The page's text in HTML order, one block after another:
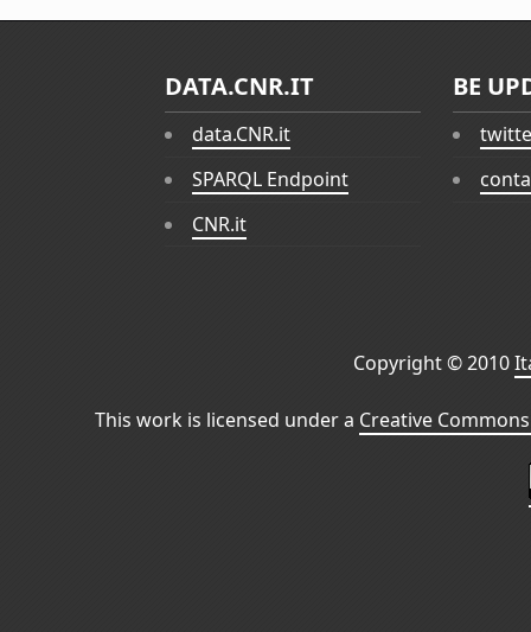
DATA.CNR.IT
data.CNR.it
SPARQL Endpoint
CNR.it
BE
Copyright © 2010
This work is licensed under a Creative